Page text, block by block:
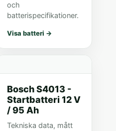
och
batterispecifikationer.
Visa batteri →
Bosch S4013 -
Startbatteri 12 V
/ 95 Ah
Tekniska data, mått